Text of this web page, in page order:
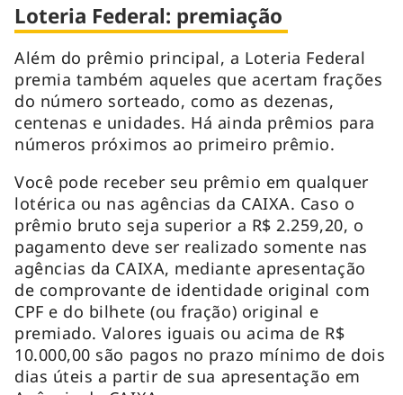
Loteria Federal: premiação
Além do prêmio principal, a Loteria Federal
premia também aqueles que acertam frações
do número sorteado, como as dezenas,
centenas e unidades. Há ainda prêmios para
números próximos ao primeiro prêmio.
Você pode receber seu prêmio em qualquer
lotérica ou nas agências da CAIXA. Caso o
prêmio bruto seja superior a ​R$ 2.259,20, o
pagamento deve ser realizado somente nas
agências da CAIXA, mediante apresentação
de comprovante de identidade original com
CPF e do bilhete (ou fração) original e
premiado. Valores iguais ou acima de R$
10.000,00 são pagos no prazo mínimo de dois
dias úteis a partir de sua apresentação em